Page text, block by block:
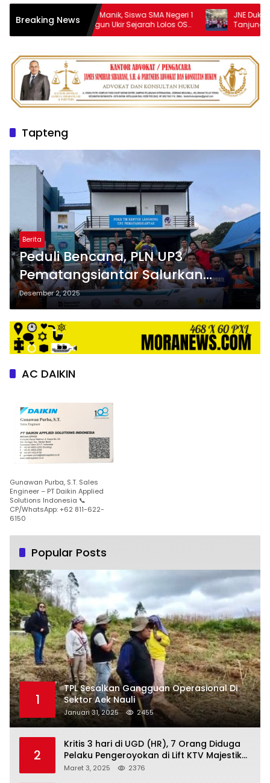
Breaking News
Baster Rapindo Manik, Siswa SMA Negeri 1
Purba Simalungun Ukir Sejarah Lolos OSN
Tingkat Nasional
JNE Dukung AIM
Tanjungpinang,
UMKM melalui
Tapteng
Berita
Peduli Bencana, PLN UP3
Pematangsiantar Salurkan
Bantuan ke Korban Banjir dan
Longsor
Desember 2, 2025
AC DAIKIN
Gunawan Purba, S.T. Sales
Engineer – PT Daikin Applied
Solutions Indonesia 📞
CP/WhatsApp: +62 811-622-
6150
Popular Posts
1
TPL Sesalkan Gangguan Operasional Di
Sektor Aek Nauli
Januari 31, 2025 2455
2
Kritis 3 hari di UGD (HR), 7 Orang Diduga
Pelaku Pengeroyokan di Lift KTV Majestik
Melenggang Bebas, Kantor Hukum JAP
Maret 3, 2025 2376